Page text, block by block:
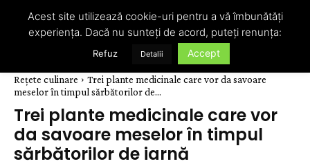
Rețete culinare
Trei plante medicinale care vor da savoare
meselor în timpul sărbătorilor de...
Trei plante medicinale care vor
da savoare meselor în timpul
sărbătorilor de iarnă
Acest site utilizează cookie-uri pentru a vă îmbunătăți
experiența. Dacă nu sunteți de acord, puteți renunța:
Refuz Detalii Accept